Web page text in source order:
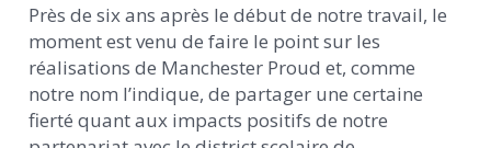
Près de six ans après le début de notre travail, le
moment est venu de faire le point sur les
réalisations de Manchester Proud et, comme
notre nom l’indique, de partager une certaine
fierté quant aux impacts positifs de notre